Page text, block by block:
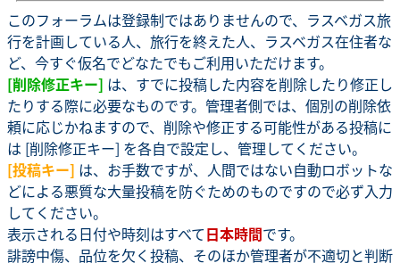
このフォーラムは登録制ではありませんので、ラスベガス旅
行を計画している人、旅行を終えた人、ラスベガス在住者な
ど、今すぐ仮名でどなたでもご利用いただけます。
[削除修正キー] は、すでに投稿した内容を削除したり修正し
たりする際に必要なものです。管理者側では、個別の削除依
頼に応じかねますので、削除や修正する可能性がある投稿に
は [削除修正キー] を各自で設定し、管理してください。
[投稿キー] は、お手数ですが、人間ではない自動ロボットな
どによる悪質な大量投稿を防ぐためのものですので必ず入力
してください。
表示される日付や時刻はすべて日本時間です。
誹謗中傷、品位を欠く投稿、そのほか管理者が不適切と判断